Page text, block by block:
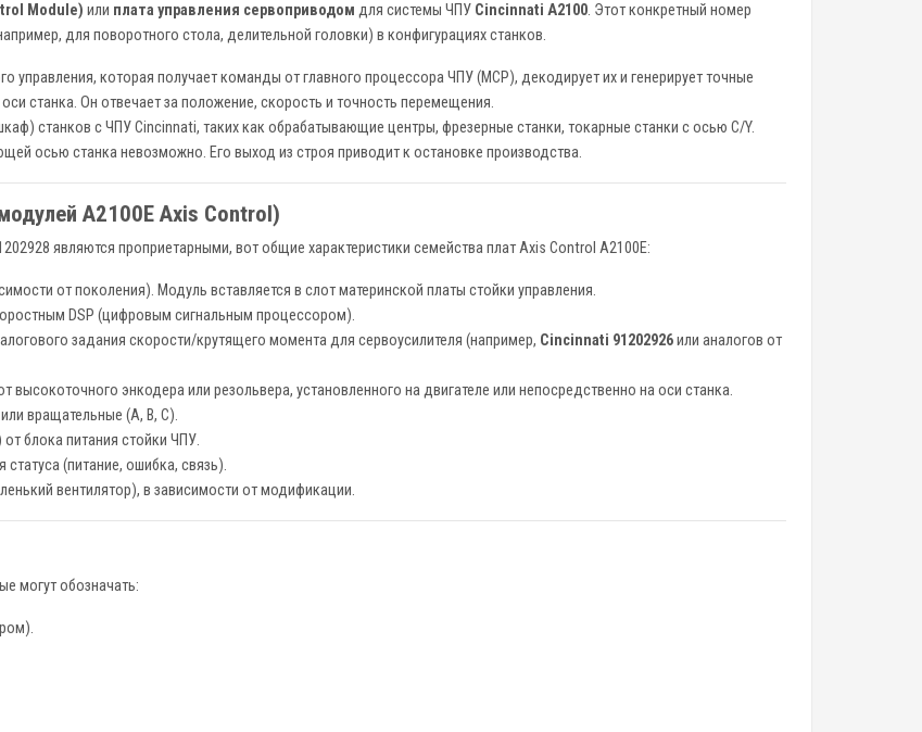
Module) или плата управления сервоприводом для системы ЧПУ Cincinnati A2100. Этот конкретный номер
для поворотного стола, делительной головки) в конфигурациях станков.
управления, которая получает команды от главного процессора ЧПУ (MCP), декодирует их и генерирует точные
станка. Он отвечает за положение, скорость и точность перемещения.
станков с ЧПУ Cincinnati, таких как обрабатывающие центры, фрезерные станки, токарные станки с осью C/Y.
осью станка невозможно. Его выход из строя приводит к остановке производства.
A2100E Axis Control)
являются проприетарными, вот общие характеристики семейства плат Axis Control A2100E:
от поколения). Модуль вставляется в слот материнской платы стойки управления.
DSP (цифровым сигнальным процессором).
задания скорости/крутящего момента для сервоусилителя (например, Cincinnati 91202926или аналогов от
высокоточного энкодера или резольвера, установленного на двигателе или непосредственно на оси станка.
вращательные (A, B, C).
от блока питания стойки ЧПУ.
(питание, ошибка, связь).
вентилятор), в зависимости от модификации.
могут обозначать: